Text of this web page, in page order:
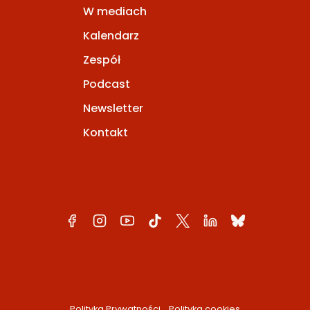
W mediach
Kalendarz
Zespół
Podcast
Newsletter
Kontakt